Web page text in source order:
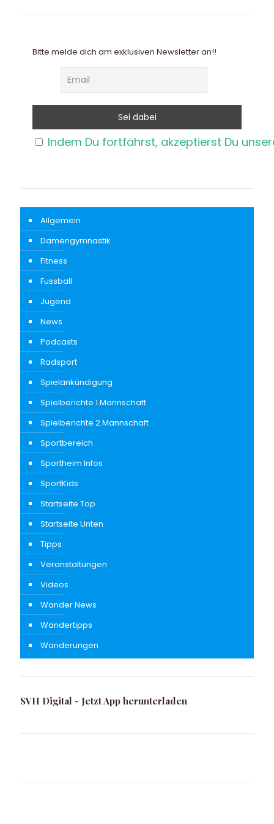
Bitte melde dich am exklusiven Newsletter an!!
Indem Du fortfährst, akzeptierst Du
Allgemein
Damengymnastik
Fitness
Fussball
Jugend
News
Podcasts
Radsport
Spielankündigung
Spielberichte 1.Mannschaft
Spielberichte 2.Mannschaft
Sportbereich
Sportheim Infos
SportKids
Startseite Top
Startseite Unten
Tipps
Veranstaltungen
Videos
Wander News
Wandertipps
Wanderungen
SVH Digital - Jetzt App herunterladen